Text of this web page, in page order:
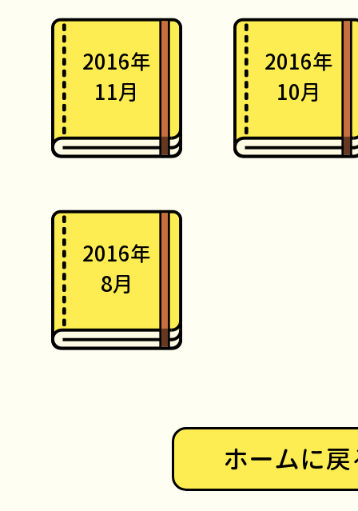
2016年
11月
2016年
10月
2016年
8月
ホームに